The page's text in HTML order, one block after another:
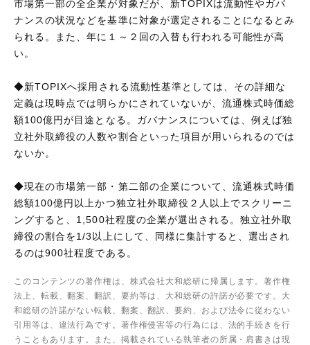
市場第一部の全企業が対象だが、新TOPIXは流動性やガバ
ナンスの状況などを基準に対象が選定されることになるとみ
られる。また、年に１～２回の入替も行われる可能性が高
い。
◆新TOPIXへ採用される流動性基準としては、その詳細な
定義は現時点では明らかにされていないが、流通株式時価総
額100億円が目途となる。ガバナンスについては、例えば独
立社外取締役の人数や割合といった項目が用いられるのでは
ないか。
◆現在の市場第一部・第二部の企業について、流通株式時価
総額100億円以上かつ独立社外取締役２人以上でスクリーニ
ングすると、1,500社程度の企業が選出される。独立社外取
締役の割合を1/3以上にして、同様に集計すると、選出され
るのは900社程度である。
このコンテンツの著作権は、株式会社大和総研に帰属します。著作権
法上、転載、翻案、翻訳、要約等は、大和総研の許諾が必要です。大
和総研の許諾がない転載、翻案、翻訳、要約、および法令に従わない
引用等は、違法行為です。著作権侵害等の行為には、法的手続きを行
うこともあります。また、掲載されている執筆者の所属・肩書きは現